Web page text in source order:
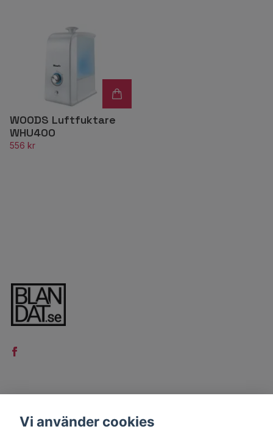
WOODS Luftfuktare
WHU400
556 kr
Kontakt
Vi använder cookies